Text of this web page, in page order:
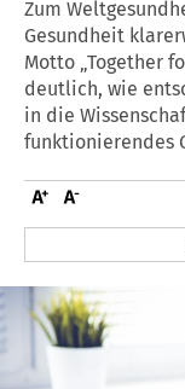
Zum
Gesundheit
Motto „Together
deutlich, wie
in die
funktionierendes